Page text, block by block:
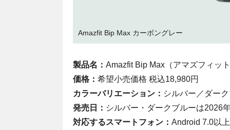
Amazfit Bip Max カーボングレー
製品名： Amazfit Bip Max（アマズフィッ
価格： 希望小売価格 税込18,980円
カラーバリエーション： シルバー／ダー
発売日： シルバー・ダークブルーは2026
対応するスマートフォン： Android 7.0以